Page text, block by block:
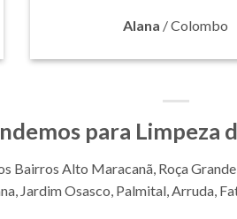
Alana /Colombo
para Limpeza
Bairros Alto Maracanã, Roça
Jardim Osasco, Palmital, Arruda,